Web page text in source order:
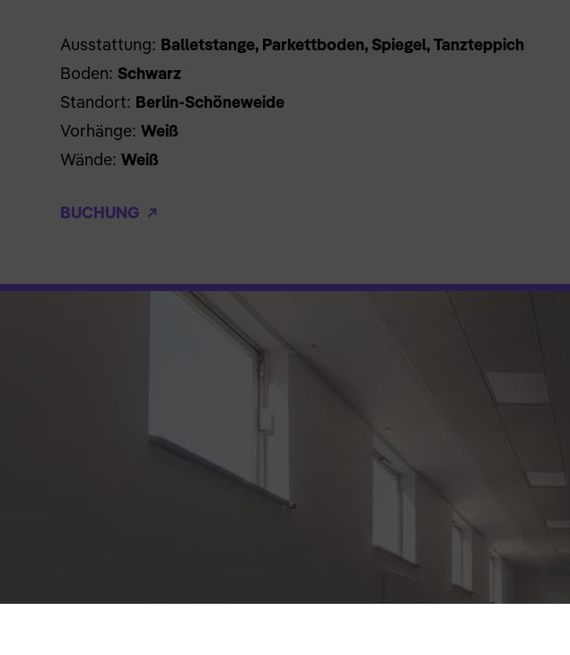
Ausstattung: Balletstange, Parkettboden, Spiegel, Tanzteppich
Boden: Schwarz
Standort: Berlin-Schöneweide
Vorhänge: Weiß
Wände: Weiß
BUCHUNG